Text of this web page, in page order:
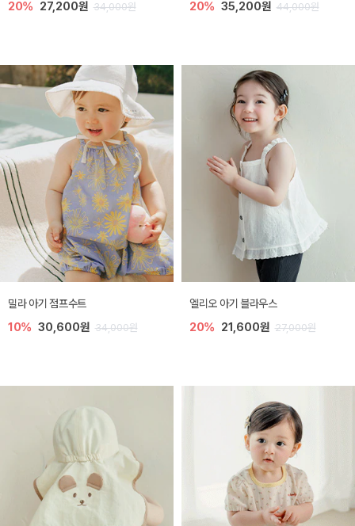
20% 27,200원 34,000원 20% 35,200원 44,000원
밀라 아기 점프수트
10% 30,600원 34,000원
엘리오 아기 블라우스
20% 21,600원 27,000원